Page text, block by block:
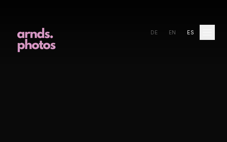
DE EN ES